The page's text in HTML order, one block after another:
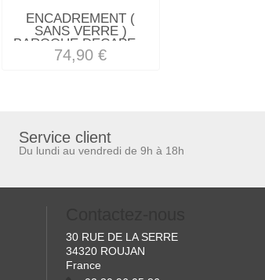
ENCADREMENT (
SANS VERRE )
BAROQUE DECAPE...
74,90 €
Service client
Du lundi au vendredi de 9h à 18h
30 RUE DE LA SERRE
34320 ROUJAN
France